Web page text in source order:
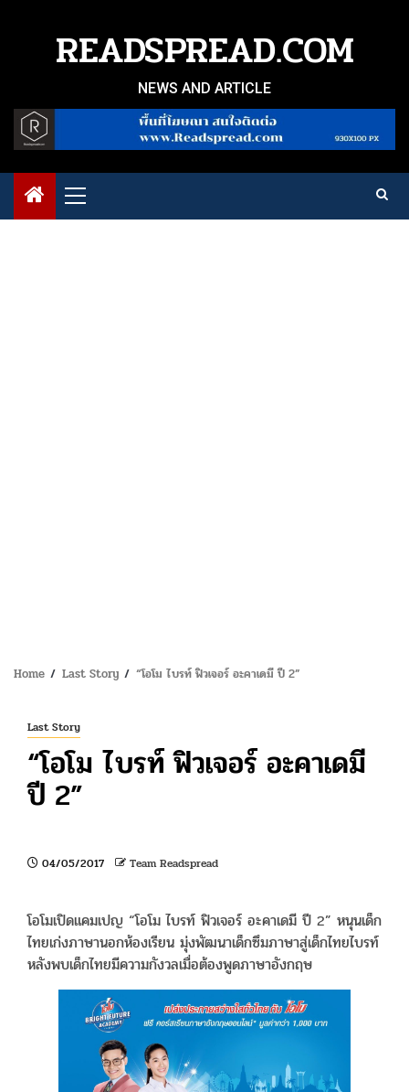
READSPREAD.COM
NEWS AND ARTICLE
Primary
Menu
Home Last Story “โอโม ไบรท์ ฟิวเจอร์ อะคาเดมี ปี 2”
Last Story
“โอโม ไบรท์ ฟิวเจอร์ อะคาเดมี
ปี 2”
04/05/2017 Team Readspread
โอโมเปิดแคมเปญ “โอโม ไบรท์ ฟิวเจอร์ อะคาเดมี ปี 2” หนุนเด็ก
ไทยเก่งภาษานอกห้องเรียน มุ่งพัฒนาเด็กซึมภาษาสู่เด็กไทยไบรท์
หลังพบเด็กไทยมีความกังวลเมื่อต้องพูดภาษาอังกฤษ